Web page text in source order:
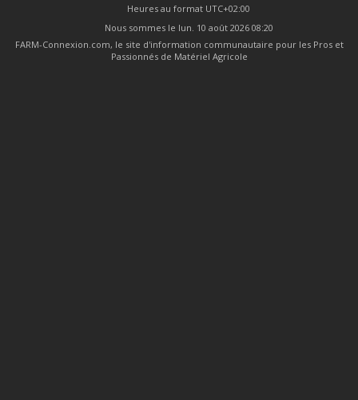
Heures au format UTC+02:00
Nous sommes le lun. 10 août 2026 08:20
FARM-Connexion.com, le site d'information communautaire pour les Pros et
Passionnés de Matériel Agricole